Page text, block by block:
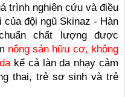
trình nghiên cứu và điều
đội ngũ Skinaz - Hàn
chất lượng được
nông sản hữu cơ, không
kể cả làn da nhạy cảm
thai, trẻ sơ sinh và trẻ